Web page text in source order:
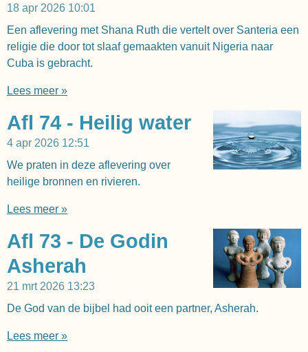
18 apr 2026 10:01
Een aflevering met Shana Ruth die vertelt over Santeria een
religie die door tot slaaf gemaakten vanuit Nigeria naar
Cuba is gebracht.
Lees meer »
Afl 74 - Heilig water
4 apr 2026 12:51
We praten in deze aflevering over
heilige bronnen en rivieren.
Lees meer »
Afl 73 - De Godin
Asherah
21 mrt 2026 13:23
De God van de bijbel had ooit een partner, Asherah.
Lees meer »